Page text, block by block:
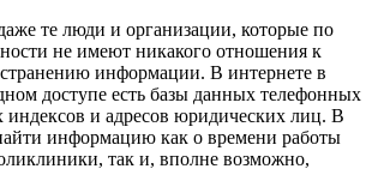
те люди и организации, которые по
не имеют никакого отношения к
информации. В интернете в
доступе есть базы данных телефонных
индексов и адресов юридических лиц. В
информацию как о времени работы
так и, вполне возможно,